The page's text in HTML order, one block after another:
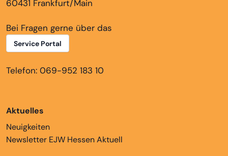
60431 Frankfurt/Main
Bei Fragen gerne über das
Service Portal
Telefon: 069-952 183 10
Aktuelles
Neuigkeiten
Newsletter EJW Hessen Aktuell